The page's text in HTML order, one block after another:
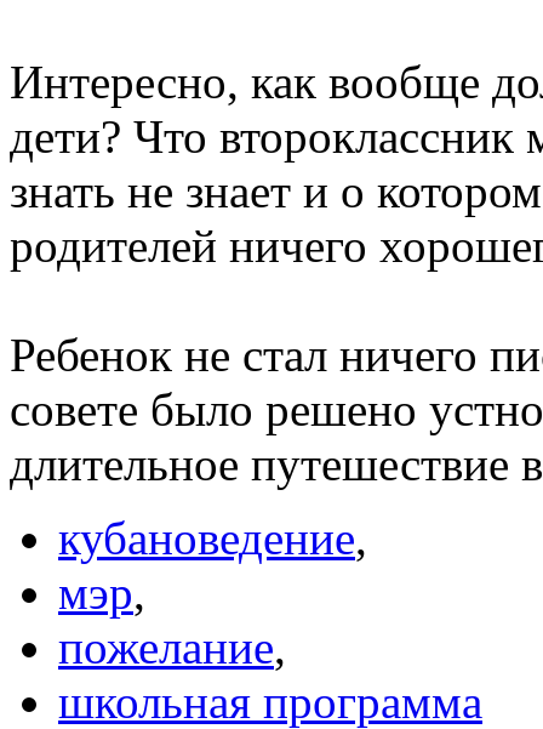
Интересно, как вообще
дети? Что второклассник
знать не знает и о
родителей ничего
Ребенок не стал ничего
совете было решено
длительное путешествие
кубановедение,
мэр,
пожелание,
школьная программа